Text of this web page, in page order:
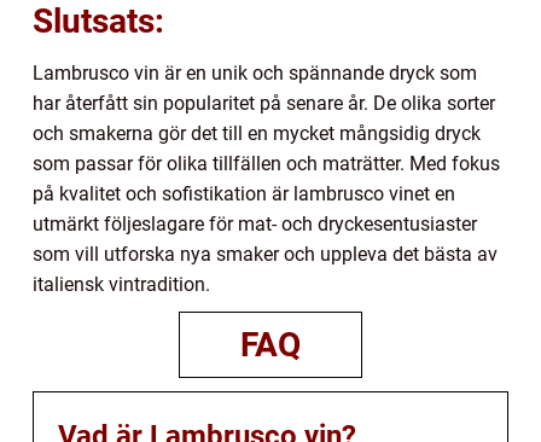
Slutsats:
Lambrusco vin är en unik och spännande dryck som
har återfått sin popularitet på senare år. De olika sorter
och smakerna gör det till en mycket mångsidig dryck
som passar för olika tillfällen och maträtter. Med fokus
på kvalitet och sofistikation är lambrusco vinet en
utmärkt följeslagare för mat- och dryckesentusiaster
som vill utforska nya smaker och uppleva det bästa av
italiensk vintradition.
FAQ